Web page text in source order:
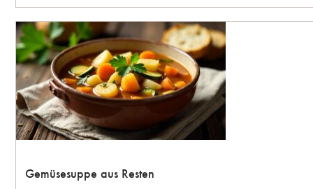
Gemüsesuppe aus Resten